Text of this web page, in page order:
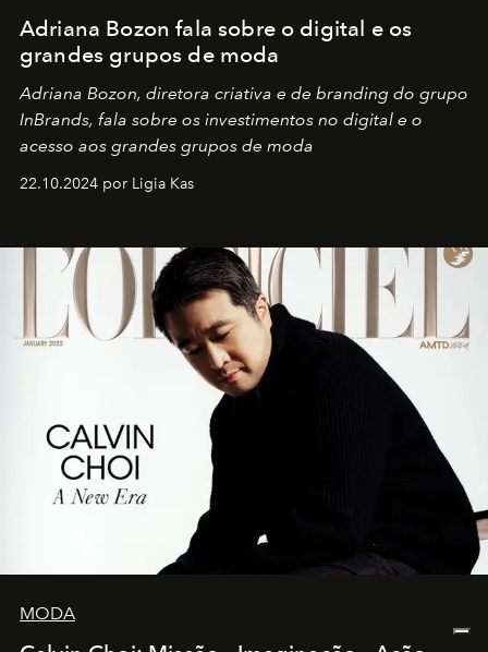
Adriana Bozon fala sobre o digital e os
grandes grupos de moda
Adriana Bozon, diretora criativa e de branding do grupo
InBrands, fala sobre os investimentos no digital e o
acesso aos grandes grupos de moda
22.10.2024 por Ligia Kas
MODA